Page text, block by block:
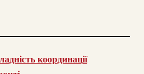
координації